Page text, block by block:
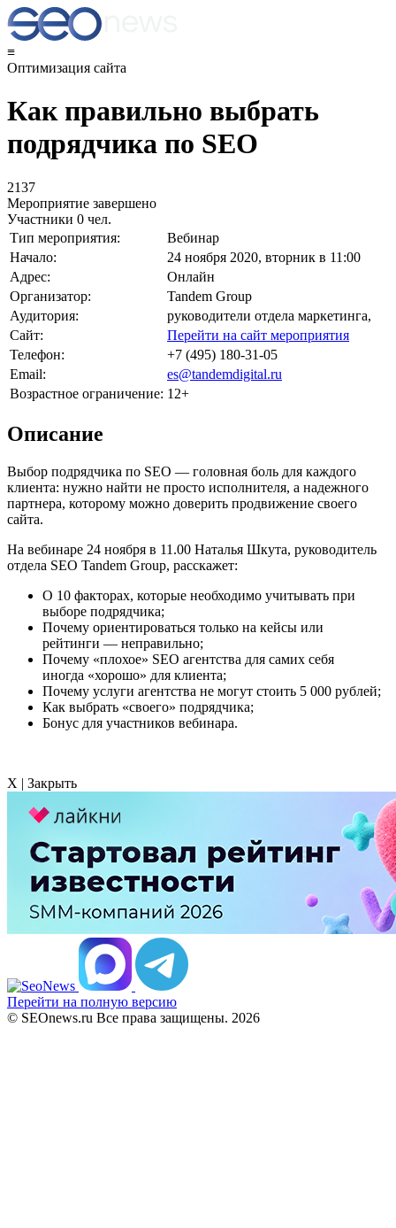
≡
Оптимизация сайта
Как правильно выбрать
подрядчика по SEO
2137
Мероприятие завершено
Участники 0 чел.
Тип мероприятия:
Вебинар
Начало:
24 ноября 2020, вторник в 11:00
Адрес:
Онлайн
Организатор:
Tandem Group
Аудитория:
руководители отдела маркетинга,
Сайт:
Перейти на сайт мероприятия
Телефон:
+7 (495) 180-31-05
Email:
es@tandemdigital.ru
Возрастное ограничение: 12+
Описание
Выбор подрядчика по SEO — головная боль для каждого
клиента: нужно найти не просто исполнителя, а надежного
партнера, которому можно доверить продвижение своего
сайта.
На вебинаре 24 ноября в 11.00 Наталья Шкута, руководитель
отдела SEO Tandem Group, расскажет:
О 10 факторах, которые необходимо учитывать при
выборе подрядчика;
Почему ориентироваться только на кейсы или
рейтинги — неправильно;
Почему «плохое» SEO агентства для самих себя
иногда «хорошо» для клиента;
Почему услуги агентства не могут стоить 5 000 рублей;
Как выбрать «своего» подрядчика;
Бонус для участников вебинара.
X | Закрыть
Перейти на полную версию
© SEOnews.ru Все права защищены. 2026